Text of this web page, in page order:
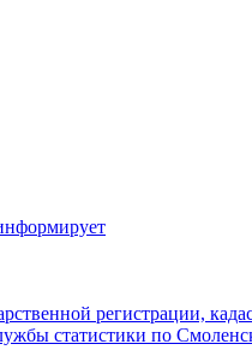
регистрации,
статистики по